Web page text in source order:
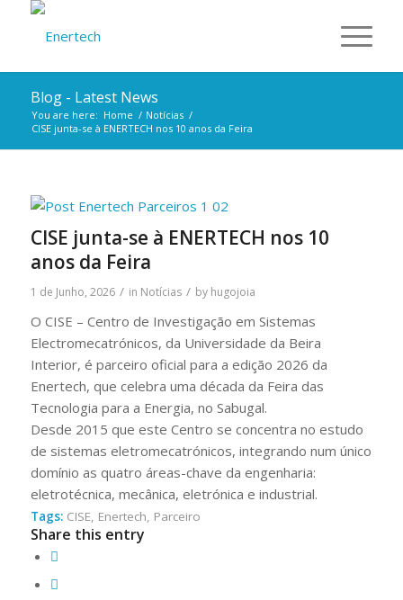
Blog - Latest News
You are here: Home / Notícias /
CISE junta-se à ENERTECH nos 10 anos da Feira
CISE junta-se à ENERTECH nos 10
anos da Feira
1 de Junho, 2026 / in Notícias / by hugojoia
O CISE – Centro de Investigação em Sistemas
Electromecatrónicos, da Universidade da Beira
Interior, é parceiro oficial para a edição 2026 da
Enertech, que celebra uma década da Feira das
Tecnologia para a Energia, no Sabugal.
Desde 2015 que este Centro se concentra no estudo
de sistemas eletromecatrónicos, integrando num único
domínio as quatro áreas-chave da engenharia:
eletrotécnica, mecânica, eletrónica e industrial.
Tags: CISE, Enertech, Parceiro
Share this entry